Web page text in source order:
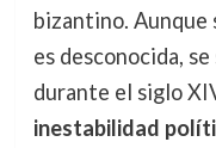
bizantino. Aunque
es desconocida,
durante el siglo
inestabilidad